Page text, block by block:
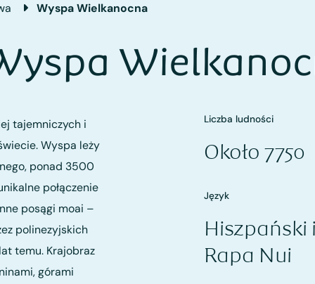
Wyspa Wielkanocna
tajemniczych i
Wyspa leży
ponad 3500
połączenie
posągi moai –
polinezyjskich
temu. Krajobraz
górami
Liczba ludności
Około 7750
Język
Hiszpański i
Rapa Nui